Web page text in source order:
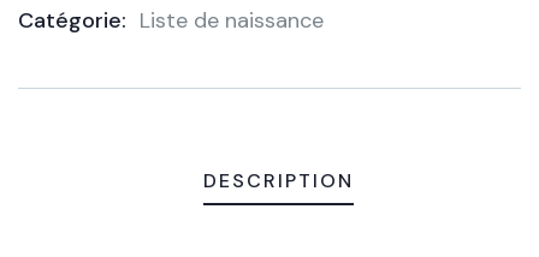
Catégorie: Liste de naissance
DESCRIPTION